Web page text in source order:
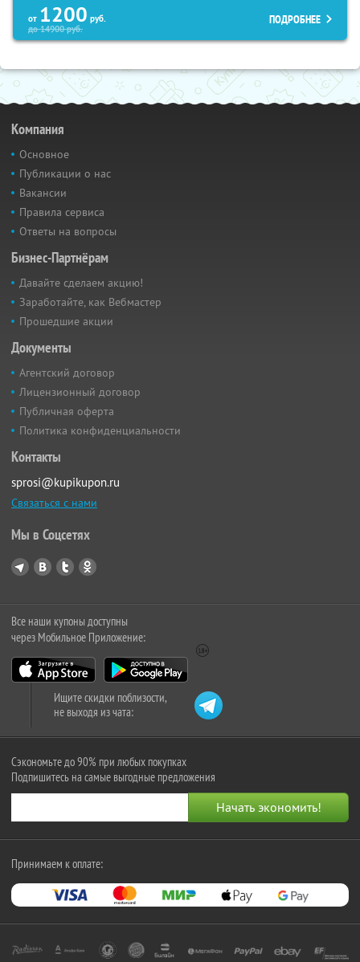
от 1200 руб.
до14900руб.
ПОДРОБНЕЕ
Компания
Основное
Публикации о нас
Вакансии
Правила сервиса
Ответы на вопросы
Бизнес-Партнёрам
Давайте сделаем акцию!
Заработайте, как Вебмастер
Прошедшие акции
Документы
Агентский договор
Лицензионный договор
Публичная оферта
Политика конфиденциальности
Контакты
sprosi@kupikupon.ru
Связаться с нами
Мы в Соцсетях
Все наши купоны доступны
через Мобильное Приложение:
Ищите скидки поблизости,
не выходя из чата:
Сэкономьте до 90% при любых покупках
Подпишитесь на самые выгодные предложения
Принимаем к оплате: